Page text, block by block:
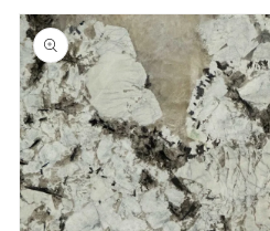
directamente
a la
información
del producto